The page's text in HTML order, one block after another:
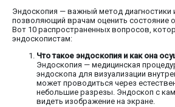
Эндоскопия — важный метод диагностики
позволяющий врачам оценить состояние
Вот 10 распространенных вопросов,
эндоскопистам:
Что такое эндоскопия и как она
Эндоскопия — медицинская
эндоскопа для визуализации
может проводиться через
небольшие разрезы. Эндоскоп с
видеть изображение на экране.